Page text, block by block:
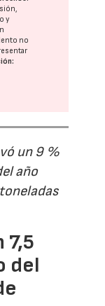
y
no
un 9 %
año
del